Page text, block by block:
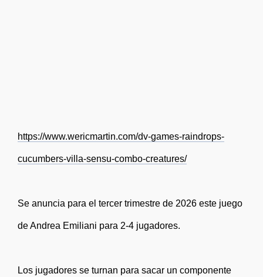
https://www.wericmartin.com/dv-games-raindrops-
cucumbers-villa-sensu-combo-creatures/
Se anuncia para el tercer trimestre de 2026 este juego
de Andrea Emiliani para 2-4 jugadores.
Los jugadores se turnan para sacar un componente